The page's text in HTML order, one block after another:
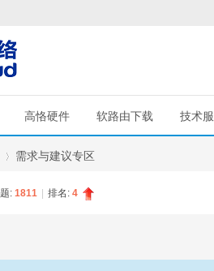
高恪硬件 软路由下载 技术
需求与建议专区
: 1811 排名: 4